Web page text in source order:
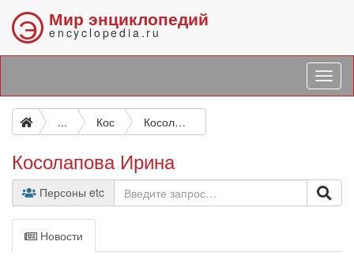
Э Мир энциклопедий
encyclopedia.ru
... Кос Косолапова Ирина
Косолапова Ирина
Персоны etc
Новости